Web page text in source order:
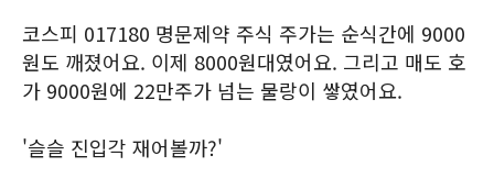
코스피 017180 명문제약 주식 주가는 순식간에 9000
원도 깨졌어요. 이제 8000원대였어요. 그리고 매도 호
가 9000원에 22만주가 넘는 물랑이 쌓였어요.
'슬슬 진입각 재어볼까?'